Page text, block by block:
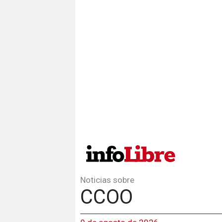
Noticias sobre
CCOO